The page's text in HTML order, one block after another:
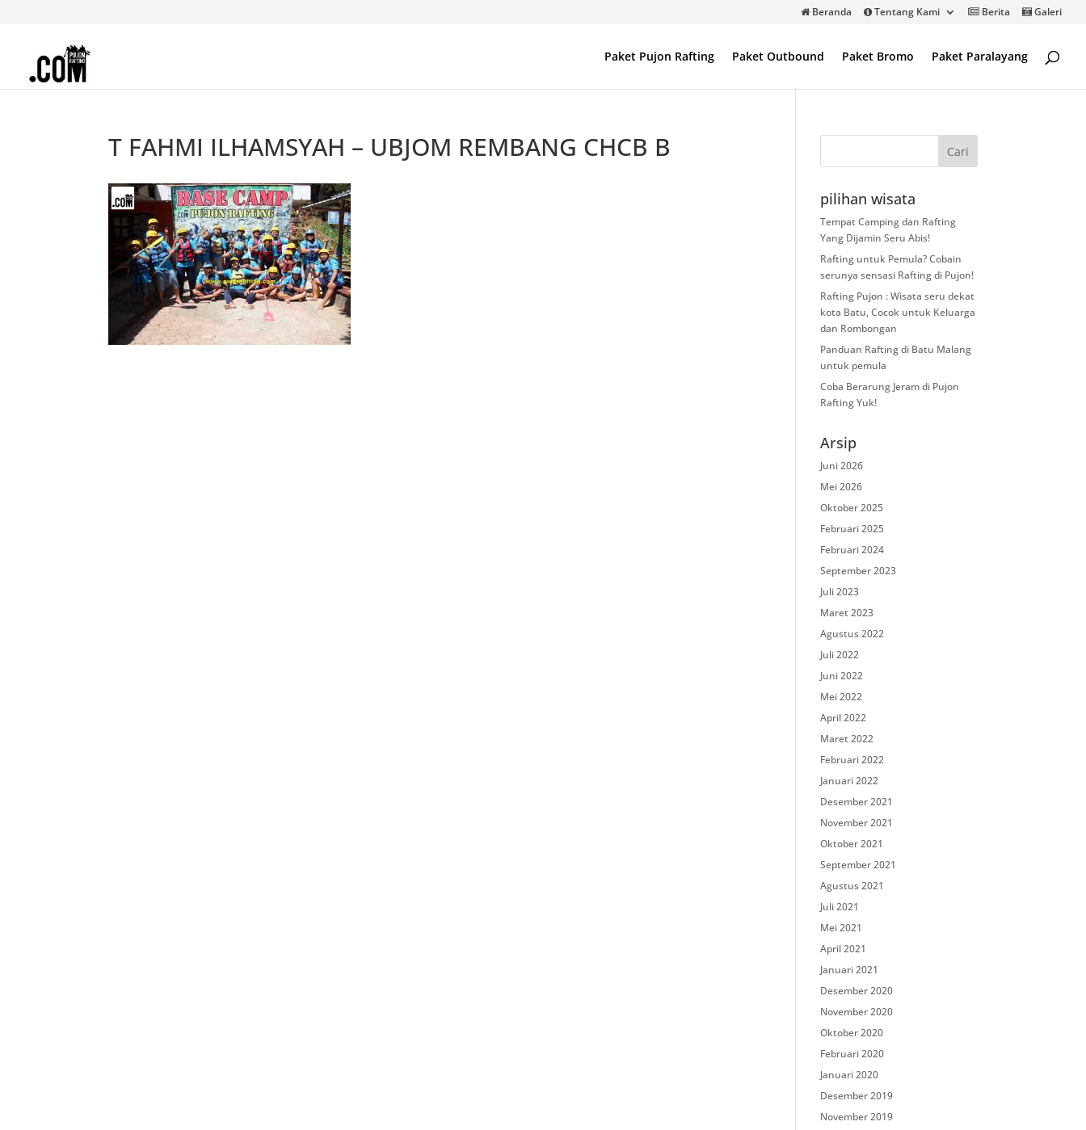
Beranda Tentang Kami Berita Galeri
Paket Pujon Rafting Paket Outbound Paket Bromo Paket Paralayang
T FAHMI ILHAMSYAH – UBJOM REMBANG CHCB B
pilihan wisata
Tempat Camping dan Rafting
Yang Dijamin Seru Abis!
Rafting untuk Pemula? Cobain
serunya sensasi Rafting di Pujon!
Rafting Pujon : Wisata seru dekat
kota Batu, Cocok untuk Keluarga
dan Rombongan
Panduan Rafting di Batu Malang
untuk pemula
Coba Berarung Jeram di Pujon
Rafting Yuk!
Arsip
Juni 2026
Mei 2026
Oktober 2025
Februari 2025
Februari 2024
September 2023
Juli 2023
Maret 2023
Agustus 2022
Juli 2022
Juni 2022
Mei 2022
April 2022
Maret 2022
Februari 2022
Januari 2022
Desember 2021
November 2021
Oktober 2021
September 2021
Agustus 2021
Juli 2021
Mei 2021
April 2021
Januari 2021
Desember 2020
November 2020
Oktober 2020
Februari 2020
Januari 2020
Desember 2019
November 2019